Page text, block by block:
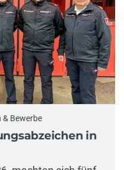
Bewerbe
in